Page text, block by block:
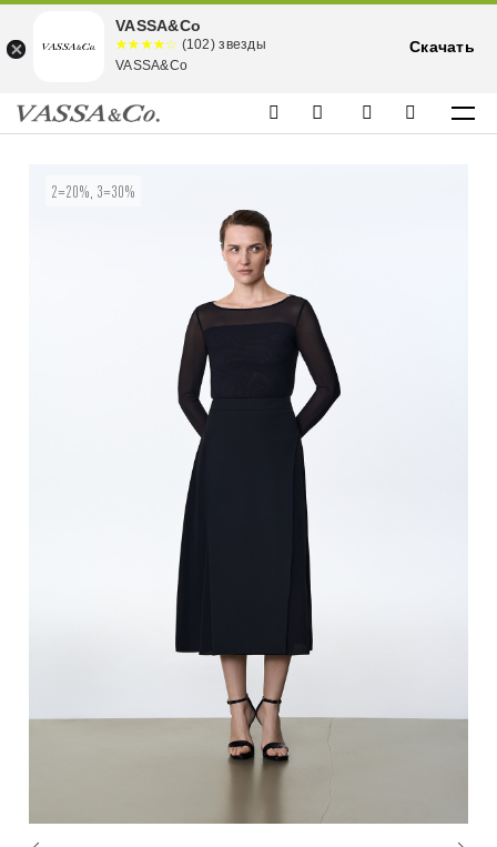
2=20%, 3=30%
VASSA&Co
☆☆☆☆☆
★★★★
★
(102) звезды
VASSA&Co
Скачать